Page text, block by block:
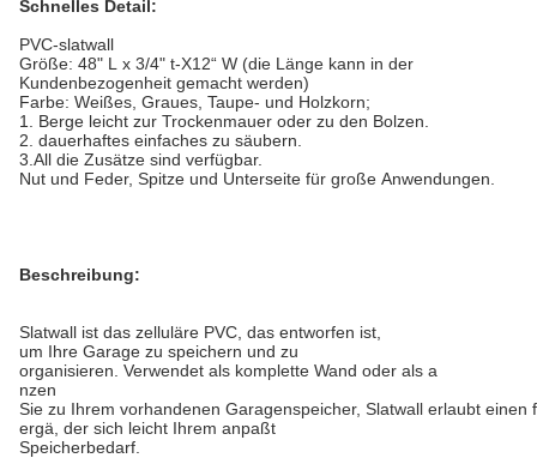
Schnelles Detail:
PVC-slatwall
Größe: 48" L x 3/4" t-X12“ W (die Länge kann in der
Kundenbezogenheit gemacht werden)
Farbe: Weißes, Graues, Taupe- und Holzkorn;
1. Berge leicht zur Trockenmauer oder zu den Bolzen.
2. dauerhaftes einfaches zu säubern.
3.All die Zusätze sind verfügbar.
Nut und Feder, Spitze und Unterseite für große Anwendungen.
Beschreibung:
Slatwall ist das zelluläre PVC, das entworfen ist,
um Ihre Garage zu speichern und zu
organisieren. Verwendet als komplette Wand oder als a
nzen
Sie zu Ihrem vorhandenen Garagenspeicher, Slatwall erlaubt einen
ergä, der sich leicht Ihrem anpaßt
Speicherbedarf.